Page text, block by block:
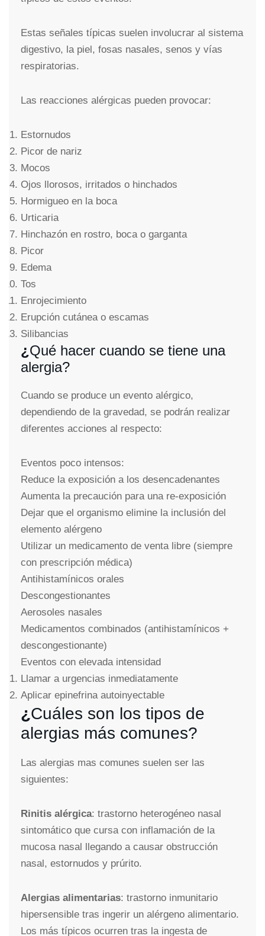
Estas señales típicas suelen involucrar al sistema
digestivo, la piel, fosas nasales, senos y vías
respiratorias.
Las reacciones alérgicas pueden provocar:
Estornudos
Picor de nariz
Mocos
Ojos llorosos, irritados o hinchados
Hormigueo en la boca
Urticaria
Hinchazón en rostro, boca o garganta
Picor
Edema
Tos
Enrojecimiento
Erupción cutánea o escamas
Silibancias
¿ Qué hacer cuando se tiene una
alergia?
Cuando se produce un evento alérgico,
dependiendo de la gravedad, se podrán realizar
diferentes acciones al respecto:
Eventos poco intensos:
Reduce la exposición a los desencadenantes
Aumenta la precaución para una re-exposición
Dejar que el organismo elimine la inclusión del
elemento alérgeno
Utilizar un medicamento de venta libre (siempre
con prescripción médica)
Antihistamínicos orales
Descongestionantes
Aerosoles nasales
Medicamentos combinados (antihistamínicos +
descongestionante)
Eventos con elevada intensidad
Llamar a urgencias inmediatamente
Aplicar epinefrina autoinyectable
¿Cuáles son los tipos de
alergias más comunes?
Las alergias mas comunes suelen ser las
siguientes:
Rinitis alérgica: trastorno heterogéneo nasal
sintomático que cursa con inflamación de la
mucosa nasal llegando a causar obstrucción
nasal, estornudos y prúrito.
Alergias alimentarias: trastorno inmunitario
hipersensible tras ingerir un alérgeno alimentario.
Los más típicos ocurren tras la ingesta de